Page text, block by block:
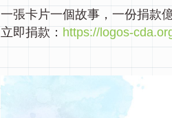
一張卡片一個故事，一份捐款
立即捐款： https://logos-